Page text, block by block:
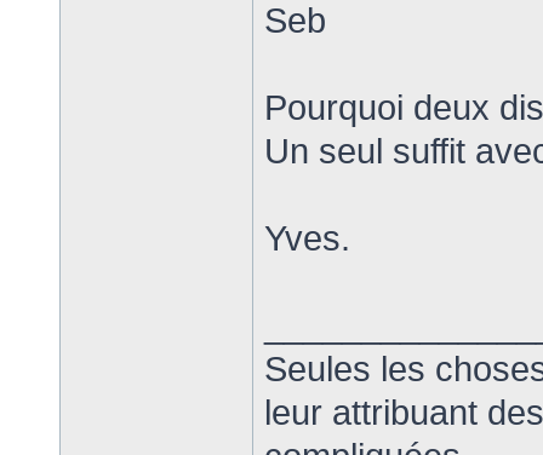
Seb
Pourquoi deux
Un seul suffit
Yves.
Seules les
leur attribuant